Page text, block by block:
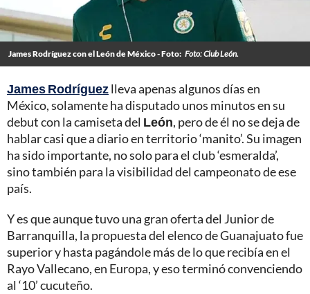
James Rodríguez con el León de México - Foto: Foto: Club León.
James Rodríguezlleva apenas algunos días en
México, solamente ha disputado unos minutos en su
debut con la camiseta del León, pero de él no se deja de
hablar casi que a diario en territorio ‘manito’. Su imagen
ha sido importante, no solo para el club ‘esmeralda’,
sino también para la visibilidad del campeonato de ese
país.
Y es que aunque tuvo una gran oferta del Junior de
Barranquilla, la propuesta del elenco de Guanajuato fue
superior y hasta pagándole más de lo que recibía en el
Rayo Vallecano, en Europa, y eso terminó convenciendo
al ‘10’ cucuteño.